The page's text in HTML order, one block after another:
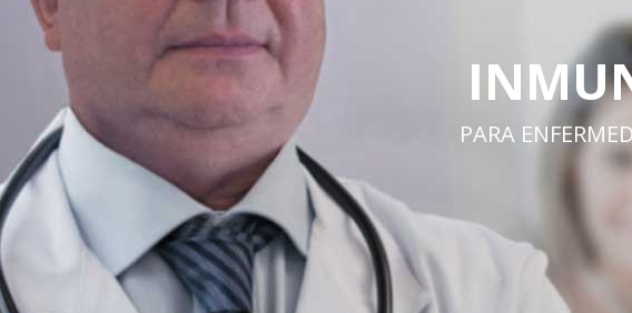
TRATAMIENTO
INMUNOMODULADOR
PARA ENFERMEDADES AUTOINMUNES Y ONCOLÓGICAS
VER MÁS